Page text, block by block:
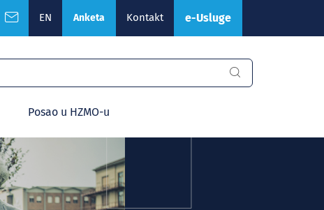
EN Anketa Kontakt e-Usluge
Posao u HZMO-u